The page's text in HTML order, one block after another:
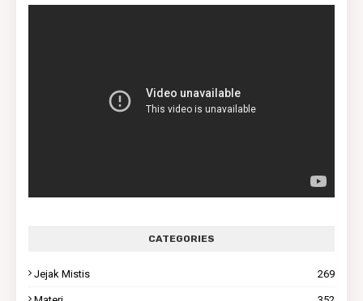
CATEGORIES
Jejak Mistis 269